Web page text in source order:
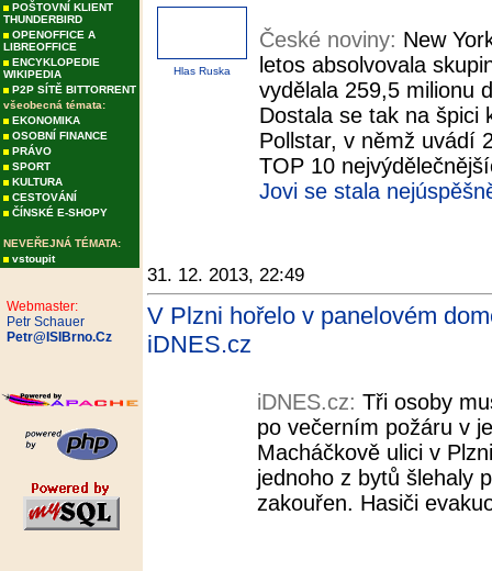
POŠTOVNÍ KLIENT
THUNDERBIRD
OPENOFFICE A
LIBREOFFICE
ENCYKLOPEDIE
WIKIPEDIA
P2P SÍTĚ BITTORRENT
všeobecná témata:
EKONOMIKA
OSOBNÍ FINANCE
PRÁVO
SPORT
KULTURA
CESTOVÁNÍ
ČÍNSKÉ E-SHOPY
NEVEŘEJNÁ TÉMATA:
vstoupit
Webmaster:
Petr Schauer
Petr@ISIBrno.Cz
Hlas Ruska
České noviny: New
letos absolvovala
vydělala 259,5 milionu
Dostala se tak na špici
Pollstar, v němž uvádí
TOP 10
Jovi se stala
31. 12. 2013, 22:49
V Plzni hořelo v panelovém
iDNES.cz
iDNES.cz: Tři osoby
po večerním požáru v
Macháčkově ulici v
jednoho z bytů šlehaly
zakouřen. Hasiči